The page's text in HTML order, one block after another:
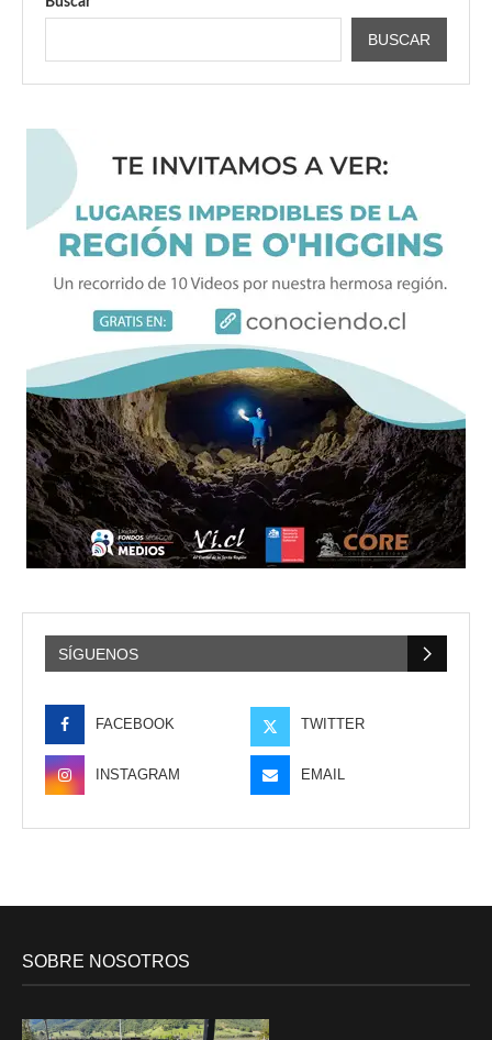
BUSCAR
SÍGUENOS
FACEBOOK TWITTER
INSTAGRAM EMAIL
SOBRE NOSOTROS